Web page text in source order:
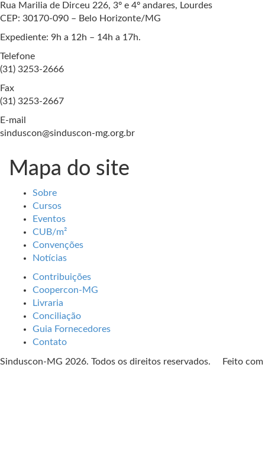
Rua Marilia de Dirceu 226, 3º e 4º andares, Lourdes
CEP: 30170-090 – Belo Horizonte/MG
Expediente: 9h a 12h – 14h a 17h.
Telefone
(31) 3253-2666
Fax
(31) 3253-2667
E-mail
sinduscon@sinduscon-mg.org.br
Mapa do site
Sobre
Cursos
Eventos
CUB/m²
Convenções
Notícias
Contribuições
Coopercon-MG
Livraria
Conciliação
Guia Fornecedores
Contato
Sinduscon-MG 2026. Todos os direitos reservados. Feito com